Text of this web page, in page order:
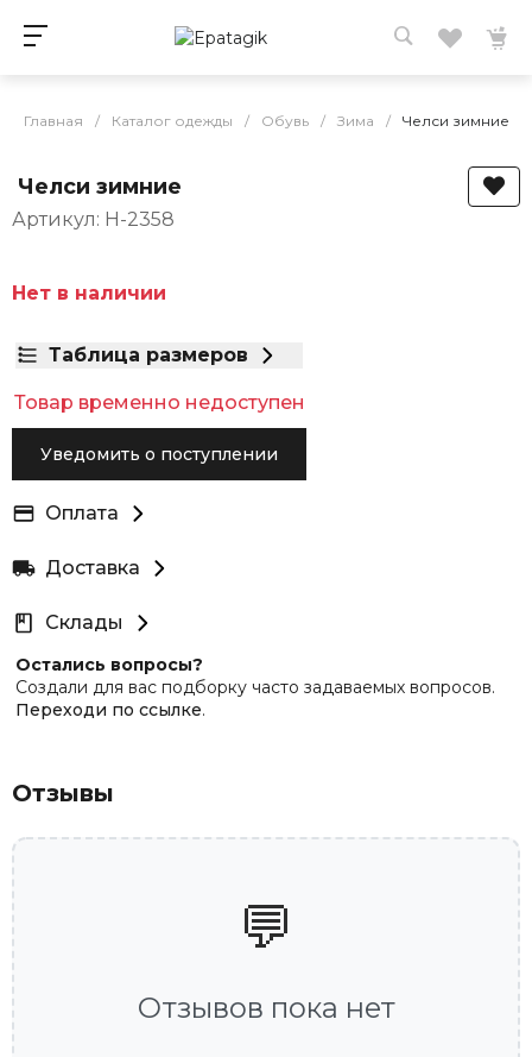
Главная / Каталог одежды / Обувь / Зима / Челси зимние
Челси зимние
Артикул: H-2358
Нет в наличии
Таблица размеров
Товар временно недоступен
Уведомить о поступлении
Оплата
Доставка
Склады
Остались вопросы?
Создали для вас подборку часто задаваемых вопросов.
Переходи по ссылке.
Отзывы
💬
Отзывов пока нет